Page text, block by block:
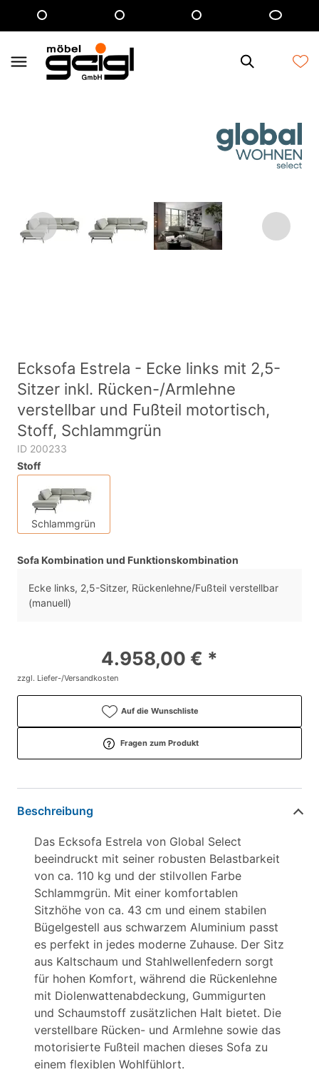
Ecksofa Estrela - Ecke links mit 2,5-
Sitzer inkl. Rücken-/Armlehne
verstellbar und Fußteil motortisch,
Stoff, Schlammgrün
ID 200233
Stoff
Schlammgrün
Sofa Kombination und Funktionskombination
Ecke links, 2,5-Sitzer, Rückenlehne/Fußteil verstellbar
(manuell)
4.958,00 € *
zzgl. Liefer-/Versandkosten
Auf die Wunschliste
Fragen zum Produkt
Beschreibung
Das Ecksofa Estrela von Global Select
beeindruckt mit seiner robusten Belastbarkeit
von ca. 110 kg und der stilvollen Farbe
Schlammgrün. Mit einer komfortablen
Sitzhöhe von ca. 43 cm und einem stabilen
Bügelgestell aus schwarzem Aluminium passt
es perfekt in jedes moderne Zuhause. Der Sitz
aus Kaltschaum und Stahlwellenfedern sorgt
für hohen Komfort, während die Rückenlehne
mit Diolenwattenabdeckung, Gummigurten
und Schaumstoff zusätzlichen Halt bietet. Die
verstellbare Rücken- und Armlehne sowie das
motorisierte Fußteil machen dieses Sofa zu
einem flexiblen Wohlfühlort.